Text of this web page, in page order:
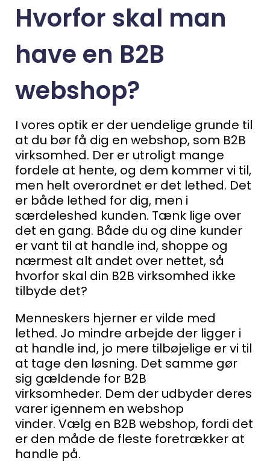
Hvorfor skal man
have en B2B
webshop?
I vores optik er der uendelige grunde til
at du bør få dig en webshop, som B2B
virksomhed. Der er utroligt mange
fordele at hente, og dem kommer vi til,
men helt overordnet er det lethed. Det
er både lethed for dig, men i
særdeleshed kunden. Tænk lige over
det en gang. Både du og dine kunder
er vant til at handle ind, shoppe og
nærmest alt andet over nettet, så
hvorfor skal din B2B virksomhed ikke
tilbyde det?
Menneskers hjerner er vilde med
lethed. Jo mindre arbejde der ligger i
at handle ind, jo mere tilbøjelige er vi til
at tage den løsning. Det samme gør
sig gældende for B2B
virksomheder. Dem der udbyder deres
varer igennem en webshop
vinder. Vælg en B2B webshop, fordi det
er den måde de fleste foretrækker at
handle på.